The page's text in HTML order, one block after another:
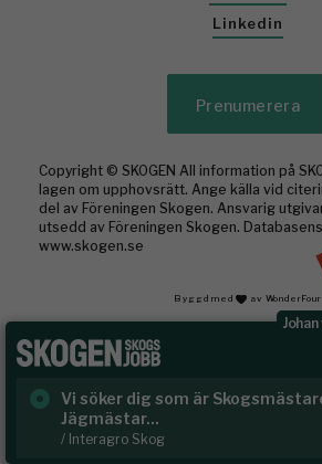
Rundvirke Skog söker
Hälsing...
/ Rundvirke Skog
Linkedin
Prenumerera
Copyright © SKOGEN All information på
lagen om upphovsrätt. Ange källa vid
del av Föreningen Skogen. Ansvarig
utsedd av Föreningen Skogen.
www.skogen.se
Byggd med av WonderFour